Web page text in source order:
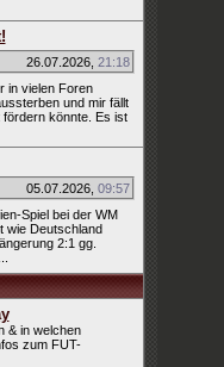
26.07.2026, 21:18
in vielen Foren
und mir fällt
fördern könnte. Es ist
05.07.2026, 09:57
Spiel bei der WM
wie Deutschland
2:1 gg.
& in welchen
zum FUT-